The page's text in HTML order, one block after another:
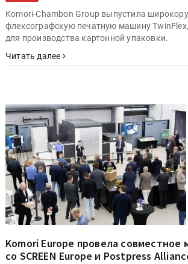
Komori-Chambon Group выпустила
флексографскую печатную машину
для производства картонной упаковки.
Читать далее
Komori Europe провела совместное
со SCREEN Europe и Postpress